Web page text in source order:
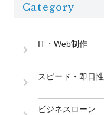
Category
IT・Web制作
スピード・即日性
ビジネスローン